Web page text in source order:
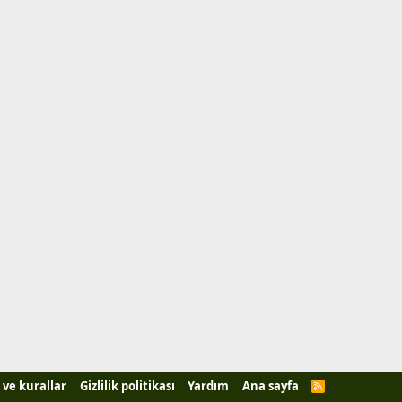
ve kurallar Gizlilik politikası Yardım Ana sayfa
R